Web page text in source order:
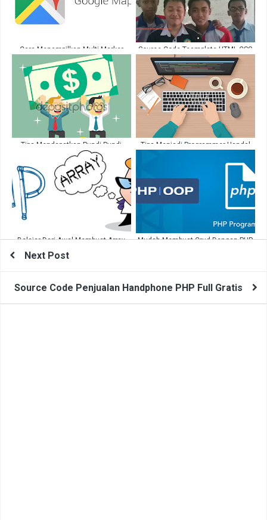
Cara Menampilkan Multi Marker
Pada Google Maps
Source Code Teamplate HTML CSS
Menggunakan bootstrap
Tips Mendapatkan Pundi Pundi
Dollar Tanpa Modal Lewat Ngeblog
Tips Menjadi Programmer Handal
Belajar Dari Awal Membuat Array
Mudah Membuat Crud Dengan PHP
Next Post
Source Code Penjualan Handphone PHP Full Gratis